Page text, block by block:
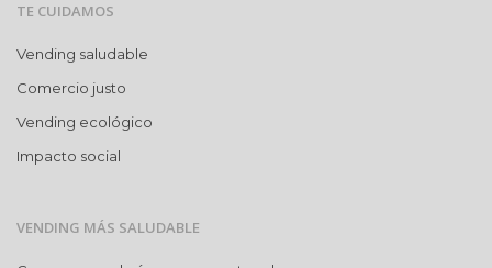
TE CUIDAMOS
Vending saludable
Comercio justo
Vending ecológico
Impacto social
VENDING MÁS SALUDABLE